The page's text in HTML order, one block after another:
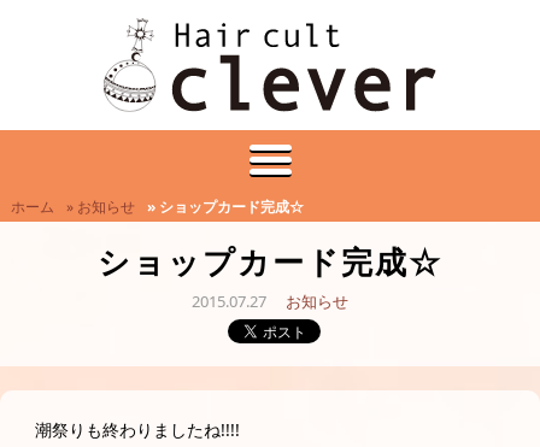
ホーム » お知らせ » ショップカード完成☆
ショップカード完成☆
2015.07.27 お知らせ
潮祭りも終わりましたね!!!!